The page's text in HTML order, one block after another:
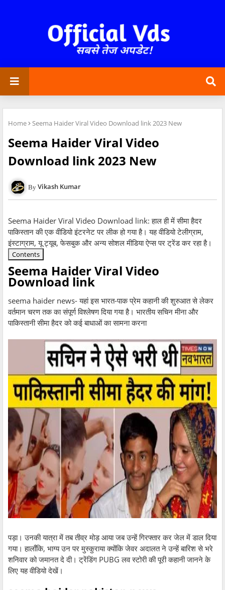
Home Seema Haider Viral Video Download link 2023 New
Seema Haider Viral Video
Download link 2023 New
Vikash Kumar
Seema Haider Viral Video Download link: हाल ही में सीमा हैदर
पाकिस्तान की एक वीडियो इंटरनेट पर लीक हो गया है। यह वीडियो टेलीग्राम,
इंस्टाग्राम, यू ट्यूब, फेसबुक और अन्य सोशल मीडिया ऐप्स पर ट्रेंड कर रहा है।
Contents
Seema Haider Viral Video
Download link
seema haider news- यहां इस भारत-पाक प्रेम कहानी की शुरुआत से लेकर
वर्तमान चरण तक का संपूर्ण विश्लेषण दिया गया है। भारतीय सचिन मीना और
पाकिस्तानी सीमा हैदर को कई बाधाओं का सामना करना
पड़ा। उनकी यात्रा में तब तीव्र मोड़ आया जब उन्हें गिरफ्तार कर जेल में डाल दिया
गया। हालाँकि, भाग्य उन पर मुस्कुराया क्योंकि जेवर अदालत ने उन्हें बारिश से भरे
शनिवार को जमानत दे दी। ट्रेंडिंग PUBG लव स्टोरी की पूरी कहानी जानने के
लिए यह वीडियो देखें।